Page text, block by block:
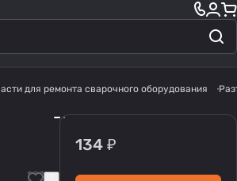
для ремонта сварочного оборудования
134 ₽